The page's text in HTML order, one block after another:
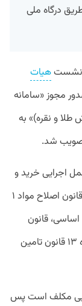
درگاه ملی
نشستهیات
مجوز «سامانه
و نقره)» به
تصویب شد.
(۱) ماده ۲ «دستورالعمل اجرایی خرید و
فروش طلا و نقره به صورت برخط» و با استناد به قانون اصلاح مواد ۱
کلی اصل ۴۴ قانون اساسی، قانون
تسهیل صدور مجوزهای کسب‌وکار و بند (پ) ماده ۱۳ قانون تامین
مکلف است پس